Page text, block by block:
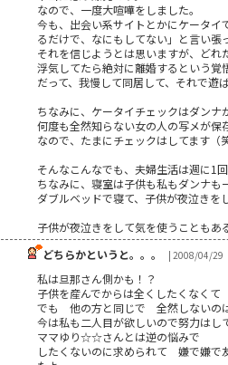
なので、一度大喧嘩をしました。
今も、出会い系サイトとかにケータイ
るだけで、なにもしてない」と言い張
それを信じようとは思いますが、どれ
浮気してたら絶対に離婚するという覚
だって、我慢して同居して、それで遊
ちなみに、ケータイチェックはダンナ
何度も全然知らない女の人の写メが保
なので、たまにチェックはしてます（笑
そんなこんなでも、夫婦生活は週に1
ちなみに、寝室は子供も私もダンナも
ダブルベッドで寝て、子供が夜泣きを
子供が夜泣きをして気を使うこともあ
どちらかというと。。。
| 2008/04/29
私は旦那さん側かも！？
子供を産んでからは全くしたくなく
でも 他の方と同じで 全然しないの
今は私も二人目が欲しいので努力は
ママゆり☆☆さんとは逆の悩みで
したくないのに求められて 嫌で嫌で